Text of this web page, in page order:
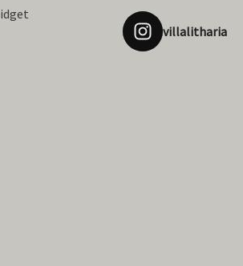
villalitharia